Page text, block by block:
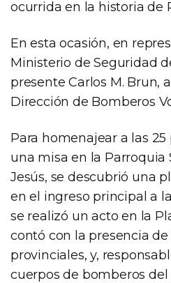
ocurrida en la historia de
En esta ocasión, en
Ministerio de Seguridad
presente Carlos M. Brun,
Dirección de Bomberos
Para homenajear a las 25
una misa en la Parroquia
Jesús, se descubrió una
en el ingreso principal a
se realizó un acto en la
contó con la presencia
provinciales, y,
cuerpos de bomberos del